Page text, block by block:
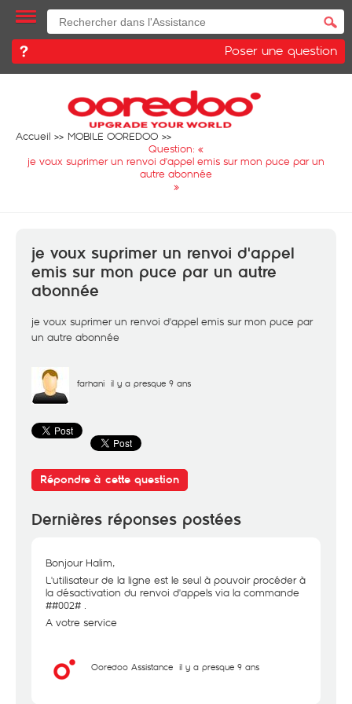
Poser une question
Accueil
MOBILE OOREDOO
Question: «
je voux suprimer un renvoi d'appel emis sur mon puce par un
autre abonnée
»
je voux suprimer un renvoi d'appel
emis sur mon puce par un autre
abonnée
je voux suprimer un renvoi d'appel emis sur mon puce par
un autre abonnée
farhani il y a presque 9 ans
Répondre à cette question
Dernières réponses postées
Bonjour Halim,
L'utilisateur de la ligne est le seul à pouvoir procéder à
la désactivation du renvoi d'appels via la commande
##002# .
A votre service
Ooredoo Assistance il y a presque 9 ans